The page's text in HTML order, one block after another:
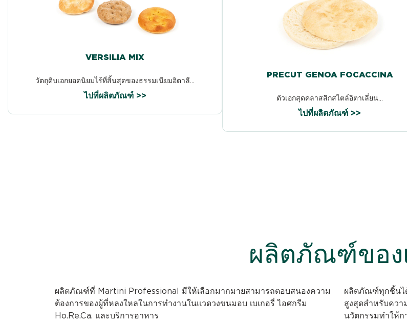
VERSILIA MIX
วัตถุดิบเอกยอดนิยมไร้ที่สิ้นสุดของธรรมเนียมอิตาลี...
ไปที่ผลิตภัณฑ์ >>
PRECUT GENOA FOCACCINA
ตัวเอกสุดคลาสสิกสไตล์อิตาเลี่ยน...
ไปที่ผลิตภัณฑ์ >>
ผลิตภัณฑ์ของ
ผลิตภัณฑ์ที่ Martini Professional มีให้เลือกมากมายสามารถตอบสนองความ
ต้องการของผู้ที่หลงใหลในการทำงานในแวดวงขนมอบ เบเกอรี่ ไอศกรีม
Ho.Re.Ca. และบริการอาหาร
ผลิตภัณฑ์ทุกชิ้นไ
สูงสุดสำหรับคว
นวัตกรรมทำให้ก